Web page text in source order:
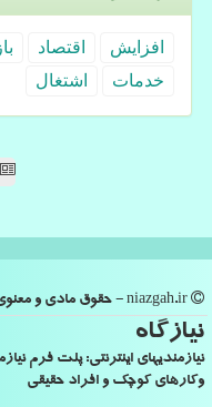
افزایش اقتصاد
خدمات
اشتغال
نیازگاه
نیازمندیهای اینترنتی: پلت فرم
وکارهای کوچک و افراد حقیقی